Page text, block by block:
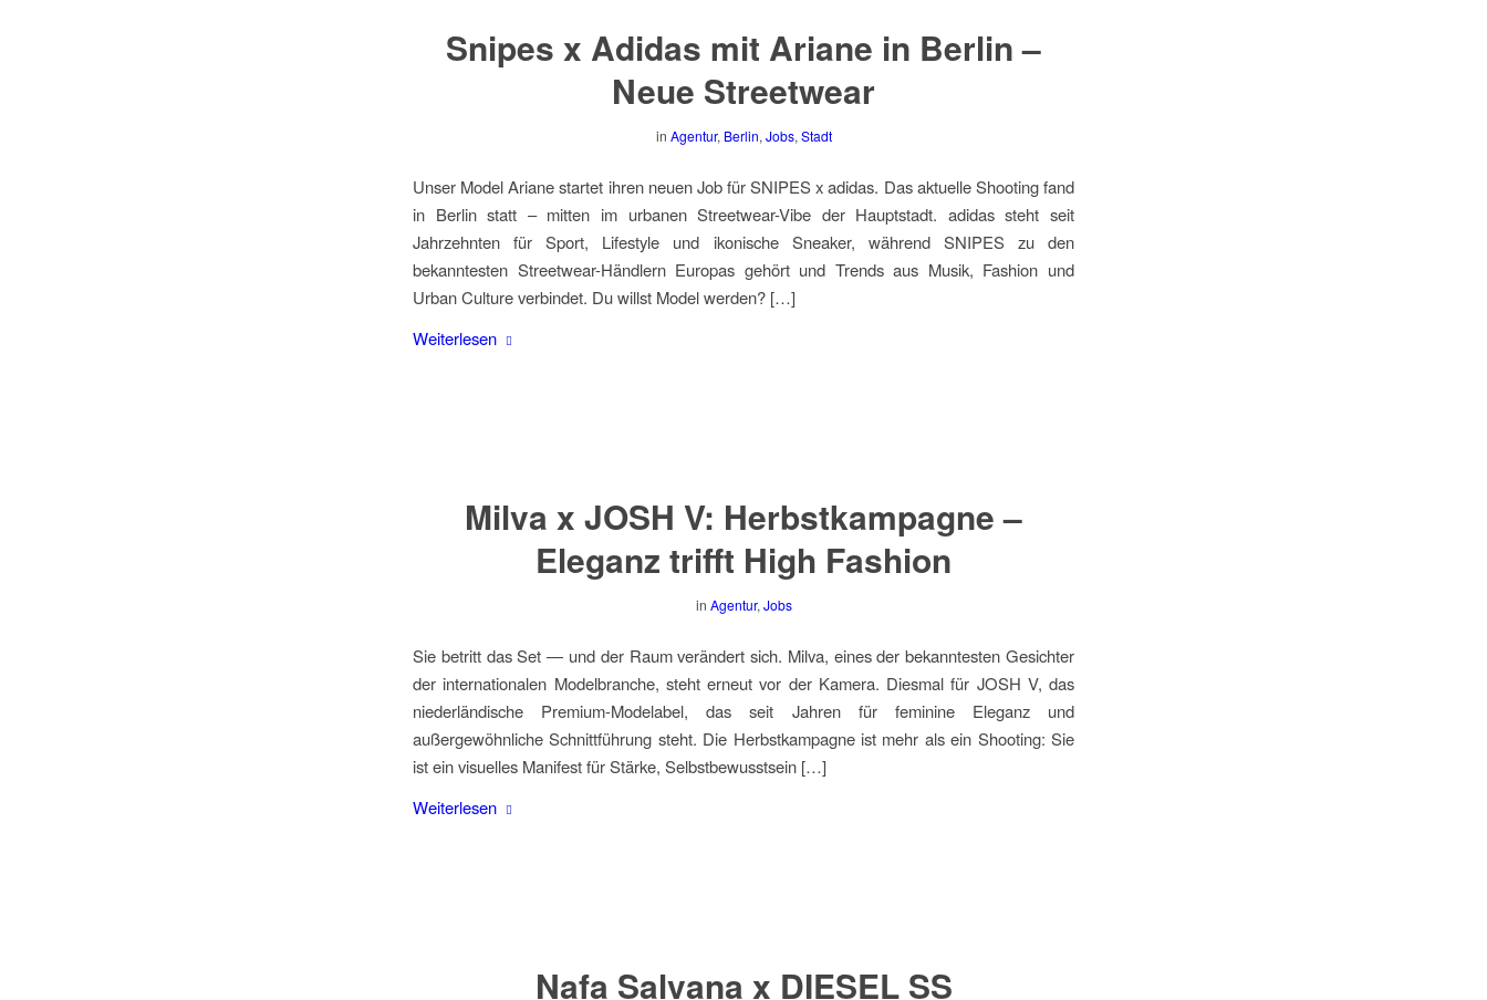
Snipes x Adidas mit Ariane in Berlin –
Neue Streetwear
in Agentur, Berlin, Jobs, Stadt
Unser Model Ariane startet ihren neuen Job für SNIPES x adidas. Das aktuelle Shooting fand
in Berlin statt – mitten im urbanen Streetwear-Vibe der Hauptstadt. adidas steht seit
Jahrzehnten für Sport, Lifestyle und ikonische Sneaker, während SNIPES zu den
bekanntesten Streetwear-Händlern Europas gehört und Trends aus Musik, Fashion und
Urban Culture verbindet. Du willst Model werden? […]
Weiterlesen
Milva x JOSH V: Herbstkampagne –
Eleganz trifft High Fashion
in Agentur, Jobs
Sie betritt das Set — und der Raum verändert sich. Milva, eines der bekanntesten Gesichter
der internationalen Modelbranche, steht erneut vor der Kamera. Diesmal für JOSH V, das
niederländische Premium-Modelabel, das seit Jahren für feminine Eleganz und
außergewöhnliche Schnittführung steht. Die Herbstkampagne ist mehr als ein Shooting: Sie
ist ein visuelles Manifest für Stärke, Selbstbewusstsein […]
Weiterlesen
Nafa Salvana x DIESEL SS